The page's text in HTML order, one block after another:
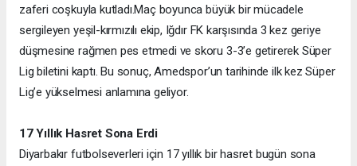
zaferi coşkuyla kutladı.Maç boyunca büyük bir mücadele
sergileyen yeşil-kırmızılı ekip, Iğdır FK karşısında 3 kez geriye
düşmesine rağmen pes etmedi ve skoru 3-3’e getirerek Süper
Lig biletini kaptı. Bu sonuç, Amedspor’un tarihinde ilk kez Süper
Lig’e yükselmesi anlamına geliyor.
17 Yıllık Hasret Sona Erdi
Diyarbakır futbolseverleri için 17 yıllık bir hasret bugün sona